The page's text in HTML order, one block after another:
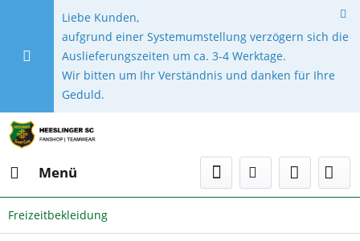
Liebe Kunden,
aufgrund einer Systemumstellung verzögern sich die
Auslieferungszeiten um ca. 3-4 Werktage.
Wir bitten um Ihr Verständnis und danken für Ihre
Geduld.
Menü
Freizeitbekleidung